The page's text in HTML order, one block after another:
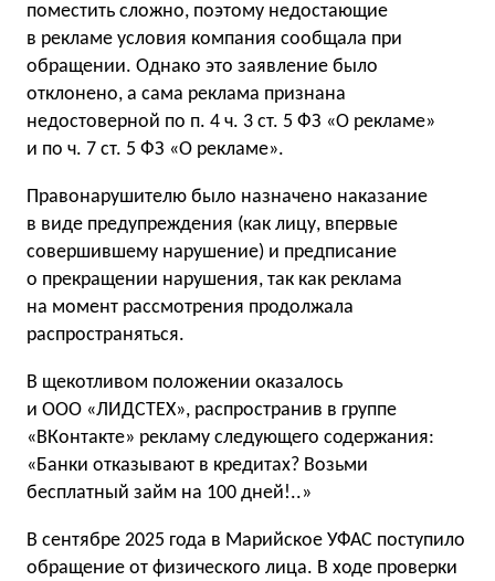
поместить сложно, поэтому недостающие
в рекламе условия компания сообщала при
обращении. Однако это заявление было
отклонено, а сама реклама признана
недостоверной по п. 4 ч. 3 ст. 5 ФЗ «О рекламе»
и по ч. 7 ст. 5 ФЗ «О рекламе».
Правонарушителю было назначено наказание
в виде предупреждения (как лицу, впервые
совершившему нарушение) и предписание
о прекращении нарушения, так как реклама
на момент рассмотрения продолжала
распространяться.
В щекотливом положении оказалось
и ООО «ЛИДСТЕХ», распространив в группе
«ВКонтакте» рекламу следующего содержания:
«Банки отказывают в кредитах? Возьми
бесплатный займ на 100 дней!..»
В сентябре 2025 года в Марийское УФАС поступило
обращение от физического лица. В ходе проверки